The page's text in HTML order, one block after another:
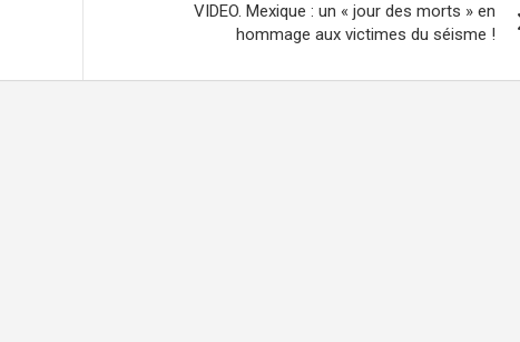
VIDEO. Mexique : un « jour des morts » en
hommage aux victimes du séisme !